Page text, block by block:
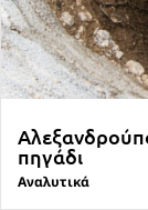
πηγάδι
Αναλυτικά